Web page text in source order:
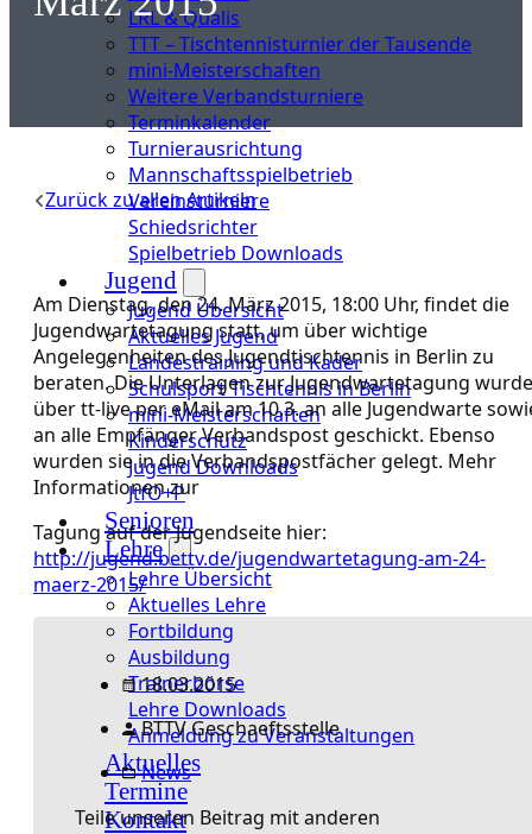
LRL & Qualis
TTT – Tischtennisturnier der Tausende
mini-Meisterschaften
Weitere Verbandsturniere
Terminkalender
Turnierausrichtung
Mannschaftsspielbetrieb
Vereinsturniere
Schiedsrichter
Spielbetrieb Downloads
Jugend
Jugend Übersicht
Aktuelles Jugend
Landestraining und Kader
Schulsport Tischtennis in Berlin
mini-Meisterschaften
Kinderschutz
Jugend Downloads
JtfO+P
Senioren
Lehre
Lehre Übersicht
Aktuelles Lehre
Fortbildung
Ausbildung
Trainerbörse
Lehre Downloads
Anmeldung zu Veranstaltungen
Aktuelles
Termine
Kontakt
Zurück zu allen Artikeln
Am Dienstag, den 24. März 2015, 18:00 Uhr, findet die
Jugendwartetagung statt, um über wichtige
Angelegenheiten des Jugendtischtennis in Berlin zu
beraten. Die Unterlagen zur Jugendwartetagung
über tt-live per eMail am 10.3. an alle Jugendwarte
an alle Empfänger Verbandspost geschickt. Ebenso
wurden sie in die Verbandspostfächer gelegt. Mehr
Informationen zur
Tagung auf der Jugendseite hier:
http://jugend.bettv.de/jugendwartetagung-am-24-
maerz-2015/
18.03.2015
BTTV Geschaeftsstelle
News
Teile unseren Beitrag mit anderen